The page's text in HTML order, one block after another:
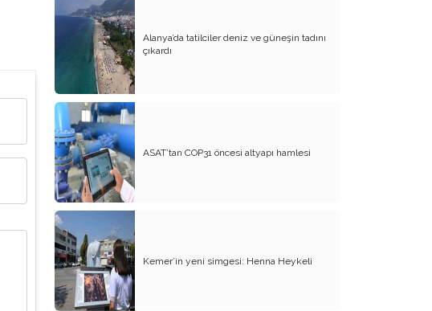
Alanya’da tatilciler deniz ve güneşin tadını
çıkardı
ASAT’tan COP31 öncesi altyapı hamlesi
Kemer’in yeni simgesi: Henna Heykeli